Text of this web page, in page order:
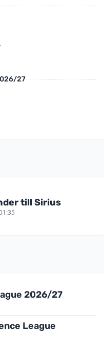
27
till Sirius
2026/27
League